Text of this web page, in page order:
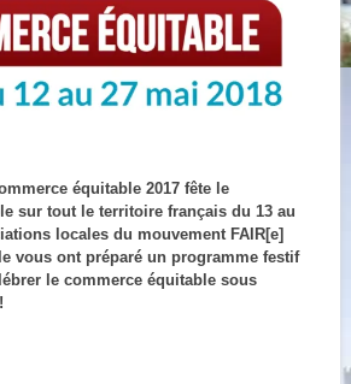
équitable 2017 fête le
sur tout le territoire français du 13 au
locales du mouvement FAIR[e]
vous ont préparé un programme festif
le commerce équitable sous